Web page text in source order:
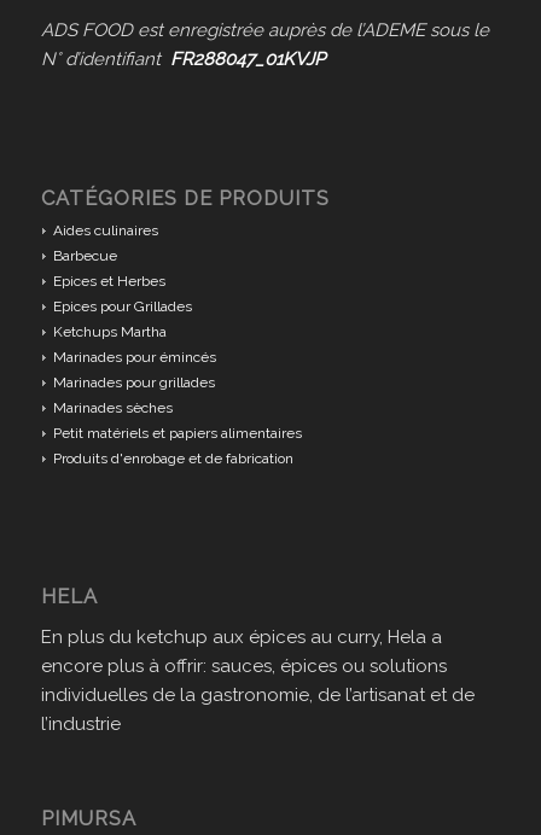
ADS FOOD est enregistrée auprès de l’ADEME sous le
N° d’identifiant FR288047_01KVJP
CATÉGORIES DE PRODUITS
Aides culinaires
Barbecue
Epices et Herbes
Epices pour Grillades
Ketchups Martha
Marinades pour émincés
Marinades pour grillades
Marinades sèches
Petit matériels et papiers alimentaires
Produits d'enrobage et de fabrication
HELA
En plus du ketchup aux épices au curry, Hela a
encore plus à offrir: sauces, épices ou solutions
individuelles de la gastronomie, de l’artisanat et de
l’industrie
PIMURSA